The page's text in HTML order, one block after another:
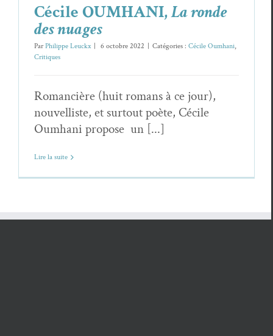
Cécile OUMHANI,La ronde
des nuages
ParPhilippe Leuckx 6 octobre 2022 Catégories : Cécile Oumhani,
Critiques
Romancière (huit romans à ce jour),
nouvelliste, et surtout poète, Cécile
Oumhani propose un [...]
Lire la suite